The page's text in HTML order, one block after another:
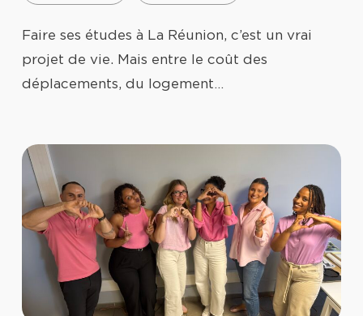
Faire ses études à La Réunion, c’est un vrai
projet de vie. Mais entre le coût des
déplacements, du logement…